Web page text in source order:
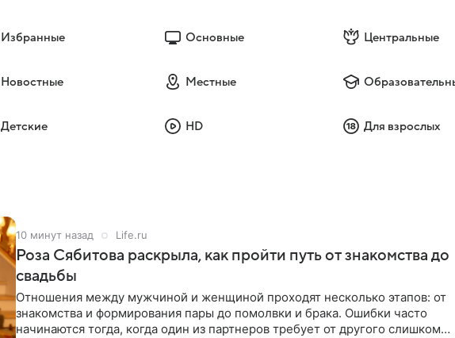
Избранные Основные Центральные
Новостные Местные
Детские HD Для взрослых
10 минут назад Life.ru
Роза Сябитова раскрыла, как пройти путь от знакомства до
свадьбы
Отношения между мужчиной и женщиной проходят несколько этапов: от
знакомства и формирования пары до помолвки и брака. Ошибки часто
начинаются тогда, когда один из партнеров требует от другого слишком